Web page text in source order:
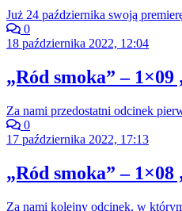
Już 24 października swoją
0
18 października 2022, 12:04
„Ród smoka” –
Za nami przedostatni odcinek
0
17 października 2022, 17:13
„Ród smoka” –
Za nami kolejny odcinek, w